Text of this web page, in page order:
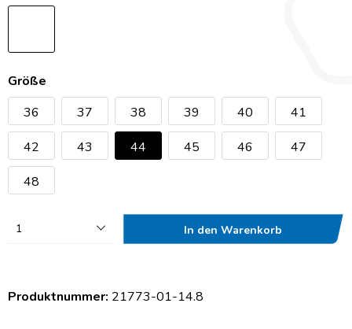
Größe
36
37 38 39 40
41
42
43 44 45 46
47
48
1 In den Warenkorb
Produktnummer: 21773-01-14.8